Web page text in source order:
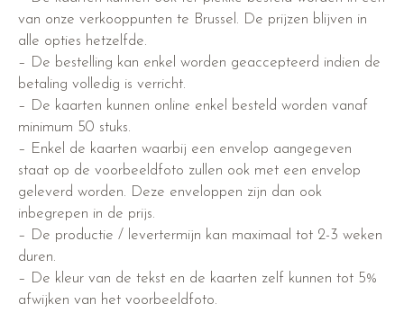
van onze verkooppunten te Brussel. De prijzen blijven in
alle opties hetzelfde.
– De bestelling kan enkel worden geaccepteerd indien de
betaling volledig is verricht.
– De kaarten kunnen online enkel besteld worden vanaf
minimum 50 stuks.
– Enkel de kaarten waarbij een envelop aangegeven
staat op de voorbeeldfoto zullen ook met een envelop
geleverd worden. Deze enveloppen zijn dan ook
inbegrepen in de prijs.
– De productie / levertermijn kan maximaal tot 2-3 weken
duren.
– De kleur van de tekst en de kaarten zelf kunnen tot 5%
afwijken van het voorbeeldfoto.